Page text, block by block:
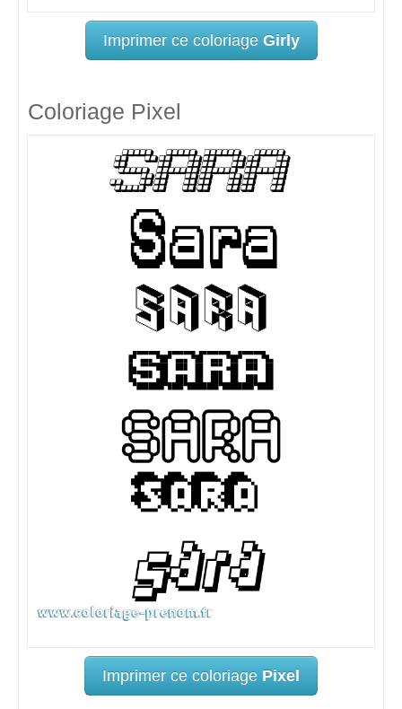
Imprimer ce coloriage Girly
Coloriage Pixel
Imprimer ce coloriage Pixel